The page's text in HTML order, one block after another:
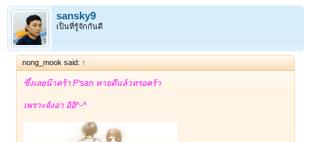
sansky9
เป็นที่รู้จักกันดี
nong_mook said: ↑
ซึ้งเลยน๊าคร้า P'san หายดีแล้วหรอคร้า
เพราะจังอ่า อิอิ^-^